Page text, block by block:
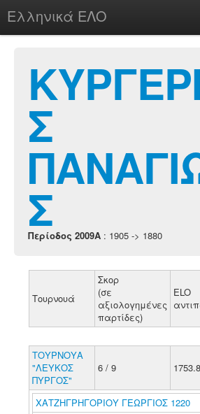
Ελληνικά ΕΛΟ
chesstu.be @ discord
LoginΣ
Σ
Περίοδος 2009A : 1905 -> 1880
Τουρνουά
Σκορ
(σε
αξιολογημένες
παρτίδες)
ELO
ΤΟΥΡΝΟΥΑ
"ΛΕΥΚΟΣ
ΠΥΡΓΟΣ"
6 / 9
ΧΑΤΖΗΓΡΗΓΟΡΙΟΥ ΓΕΩΡΓΙΟΣ 1220